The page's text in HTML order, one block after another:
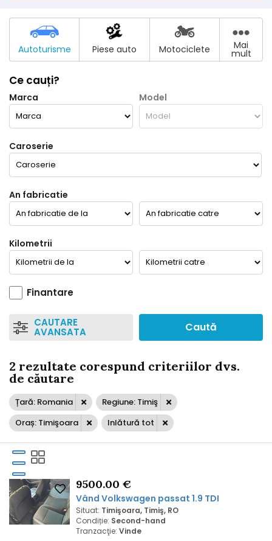
Autoturisme Piese auto Motociclete Mai
mult
Ce cauți?
Marca Model
Caroserie
An fabricatie
Kilometrii
Finantare
CAUTARE
AVANSATA Caută
2 rezultate corespund criteriilor dvs.
de căutare
Țară: Romania
Regiune: Timiş
Oraș: Timişoara
Inlătură tot
9500.00 €
Vând Volkswagen passat 1.9 TDI
Situat: Timişoara, Timiş, RO
Condiție: Second-hand
Tranzacţie: Vinde